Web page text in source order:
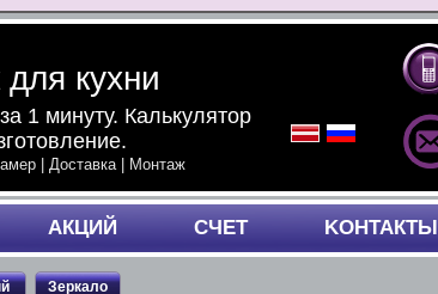
кухни
минуту. Калькулятор
| Доставка | Монтаж
АКЦИЙ СЧЕТ KОНТАКТЫ
Зеркало